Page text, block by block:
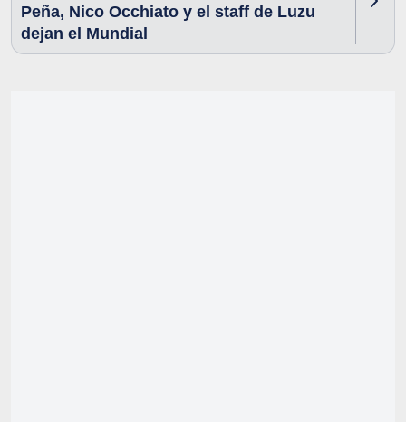
Peña, Nico Occhiato y el staff de Luzu
dejan el Mundial